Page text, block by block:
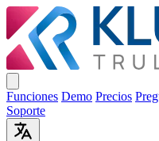
Funciones Demo Precios
Soporte